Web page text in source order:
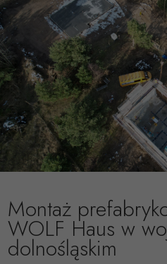
Montaż
WOLF Haus w
dolnośląskim